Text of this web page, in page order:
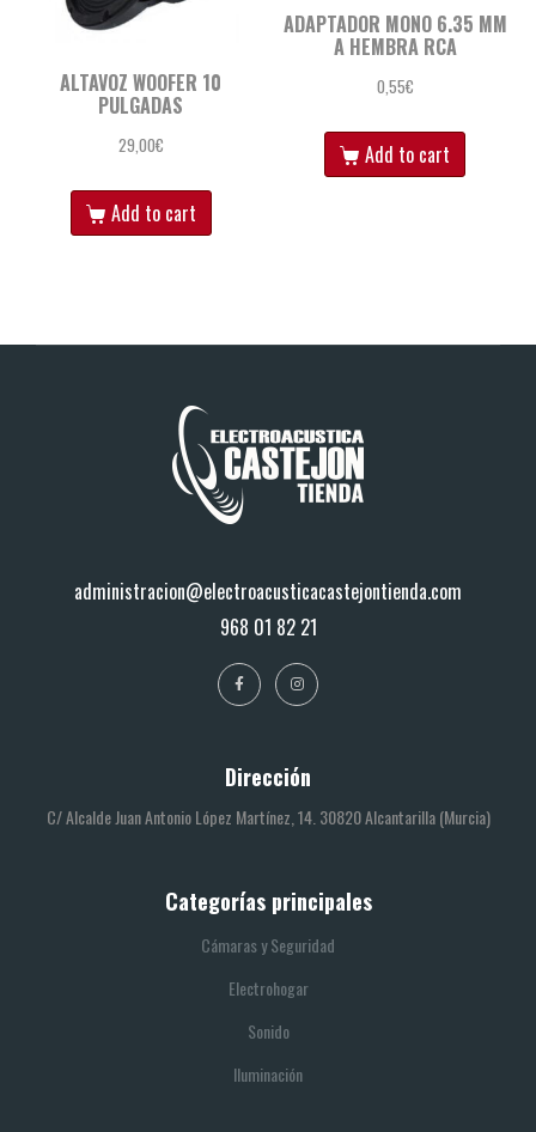
ALTAVOZ WOOFER 10
PULGADAS
29,00€
Add to cart
ADAPTADOR MONO 6.35 MM
A HEMBRA RCA
0,55€
Add to cart
administracion@electroacusticacastejontienda.com
968 01 82 21
Dirección
C/ Alcalde Juan Antonio López Martínez, 14. 30820 Alcantarilla (Murcia)
Categorías principales
Cámaras y Seguridad
Electrohogar
Sonido
Iluminación